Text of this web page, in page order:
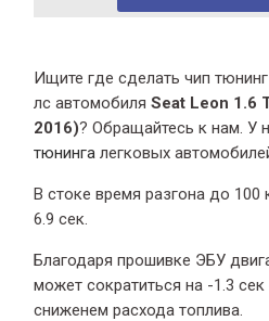
Ищите где сделать чип тюнинг
лс автомобиляSeat Leon 1.6
2016)? Обращайтесь к нам. У
тюнинга легковых
В стоке время разгонадо 100
6.9 сек.
Благодаря прошивке ЭБУ
может сократиться на -1.3
сниженем расхода топлива.